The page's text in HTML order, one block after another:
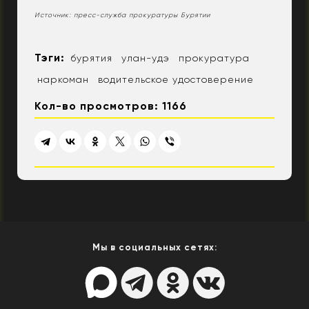
Источник: пресс-служба прокуратуры Бурятии
Тэги: бурятия улан-удэ
прокуратура
наркоман
водительское удостоверение
Кол-во просмотров: 1166
Мы в социальных сетях: